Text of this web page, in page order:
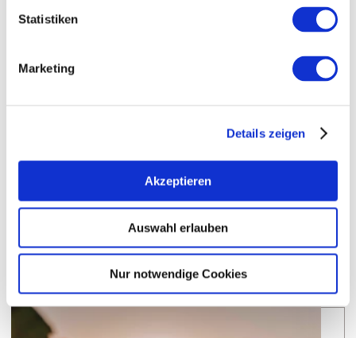
Statistiken
Marketing
Details zeigen
Akzeptieren
Auswahl erlauben
Nur notwendige Cookies
Gemarkung:
MERGEL/PARARENDZINA
Weingüter